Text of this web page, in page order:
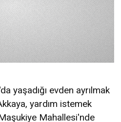
'da yaşadığı evden ayrılmak
yardım istemek
Mahallesi'nde